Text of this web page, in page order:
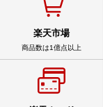
楽天市場
商品数は1億点以上